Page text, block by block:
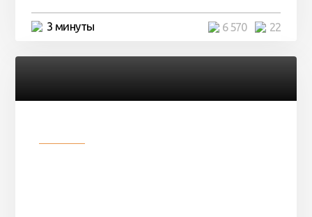
3 минуты 22
6 570